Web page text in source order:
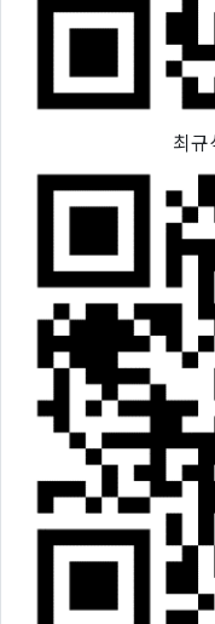
최규